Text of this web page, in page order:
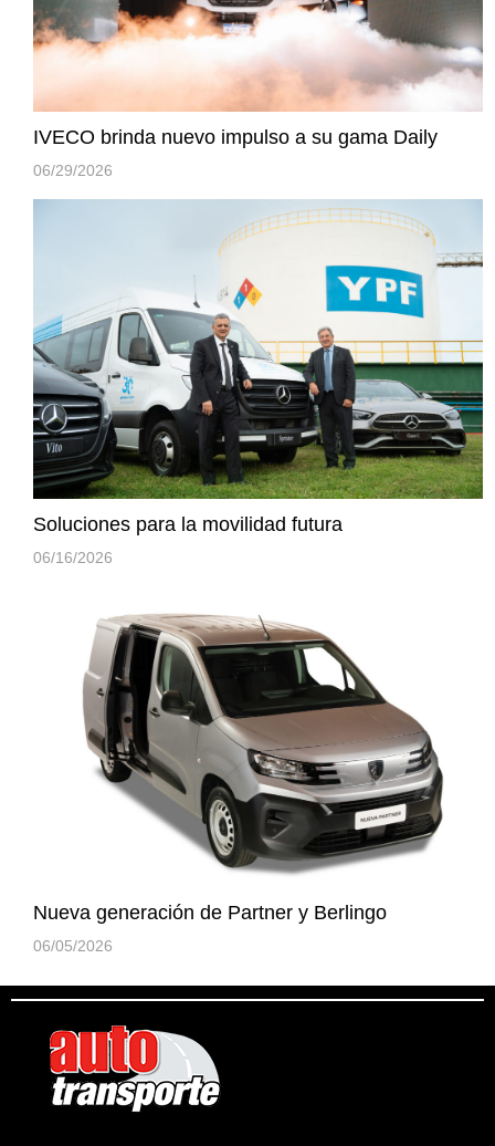
IVECO brinda nuevo impulso a su gama Daily
06/29/2026
Soluciones para la movilidad futura
06/16/2026
Nueva generación de Partner y Berlingo
06/05/2026